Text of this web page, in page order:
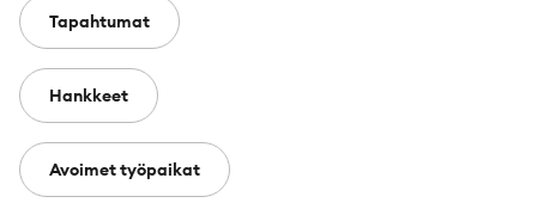
Tapahtumat
Hankkeet
Avoimet työpaikat